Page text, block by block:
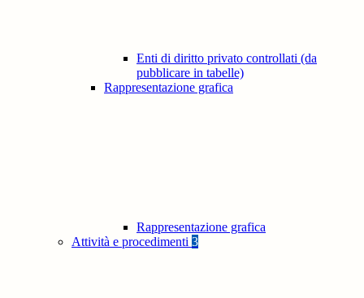
Enti di diritto privato controllati (da
pubblicare in tabelle)
Rappresentazione grafica
Rappresentazione grafica
Attività e procedimenti 3